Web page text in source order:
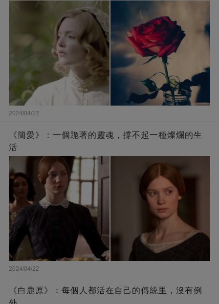
2024/04/22
《簡愛》：一個跪著的靈魂，撐不起一種燦爛的生
活
2024/04/22
《白鹿原》：每個人都活在自己的傳統里，沒有例